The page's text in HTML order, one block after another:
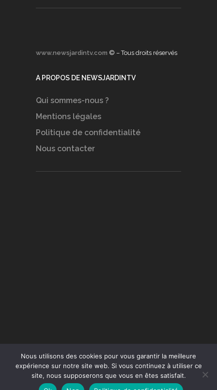
www.newsjardintv.com © – Tous droits réservés
A PROPOS DE NEWSJARDINTV
Qui sommes-nous ?
Mentions légales
Politique de confidentialité
Nous contacter
Nous utilisons des cookies pour vous garantir la meilleure
expérience sur notre site web. Si vous continuez à utiliser ce
site, nous supposerons que vous en êtes satisfait.